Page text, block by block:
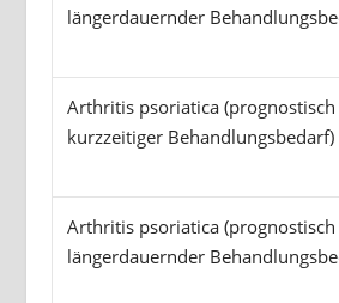
längerdauernder
Arthritis psoriatica (prognostisch
kurzzeitiger Behandlungsbedarf)
Arthritis psoriatica (prognostisch
längerdauernder